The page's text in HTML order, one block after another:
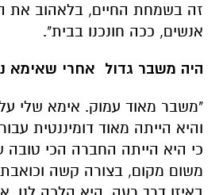
זה בשמחת החיים, בלאהוב את
אנשים, ככה חונכנו בבית".
היה משבר גדול אחרי שאימא
והיא הייתה מאוד דומיננטית
משום מקום, בצורה קשה וכואבת,